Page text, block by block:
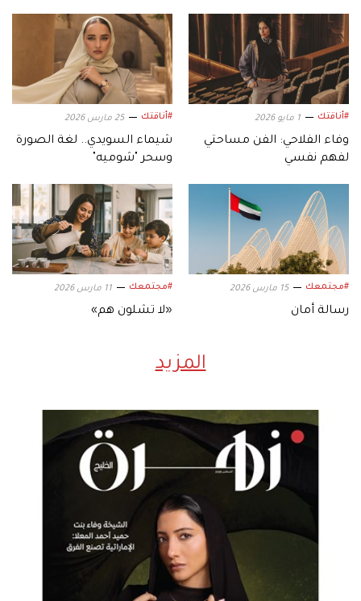
#أناقتك 1 مايو 2026
وفاء الفلاحي: الفن مساحتي
لفهم نفسي
#أناقتك 25 مارس 2026
شيماء السويدي.. لغة الصورة
وسحر "شوميه"
#مجتمعك 15 مارس 2026
رسالة أمان
#مجتمعك 11 مارس 2026
«لا تشلون هم»
المزيد